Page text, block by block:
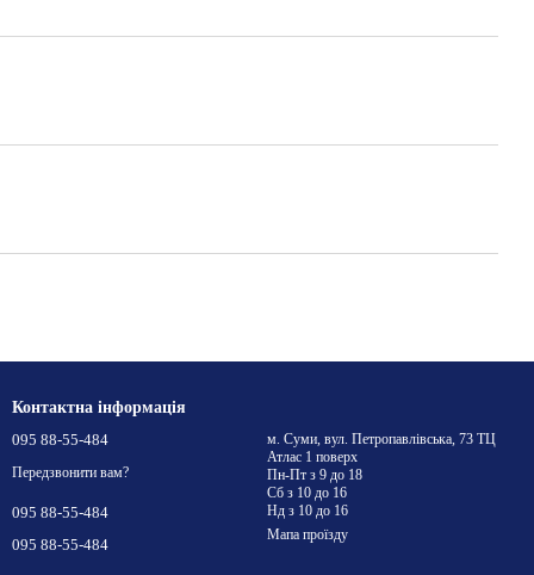
Контактна інформація
095 88-55-484
Передзвонити вам?
095 88-55-484
095 88-55-484
м. Суми, вул. Петропавлівська, 73 ТЦ
Атлас 1 поверх
Пн-Пт з 9 до 18
Сб з 10 до 16
Нд з 10 до 16
Мапа проїзду